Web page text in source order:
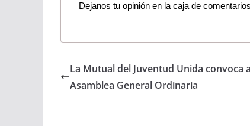
Dejanos tu opinión en la caja de
La Mutual del Juventud Unida convoca a
Asamblea General Ordinaria